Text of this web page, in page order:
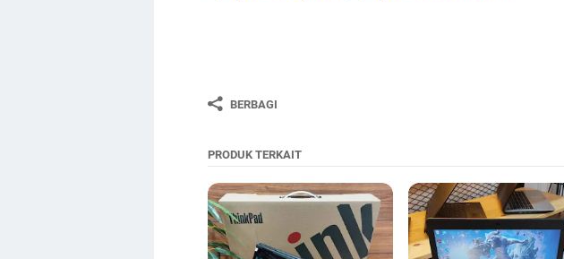
BERBAGI
PRODUK TERKAIT